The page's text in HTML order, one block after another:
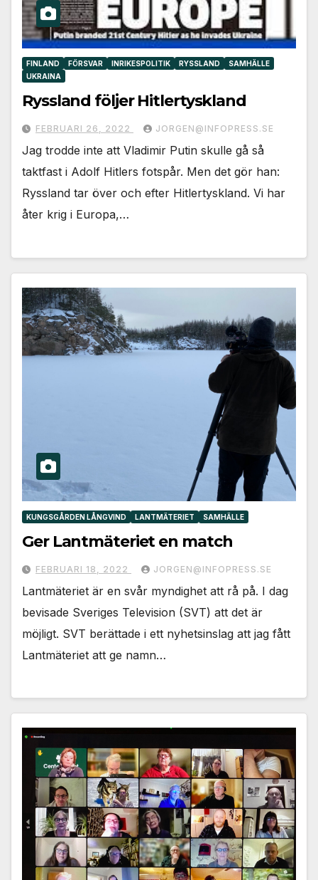
FINLAND FÖRSVAR INRIKESPOLITIK RYSSLAND
SAMHÄLLE
UKRAINA
Ryssland följer Hitlertyskland
FEBRUARI 26, 2022 JORGEN@INFOPRESS.SE
Jag trodde inte att Vladimir Putin skulle gå så
taktfast i Adolf Hitlers fotspår. Men det gör han:
Ryssland tar över och efter Hitlertyskland. Vi har
åter krig i Europa,…
KUNGSGÅRDEN LÅNGVIND LANTMÄTERIET SAMHÄLLE
Ger Lantmäteriet en match
FEBRUARI 18, 2022 JORGEN@INFOPRESS.SE
Lantmäteriet är en svår myndighet att rå på. I dag
bevisade Sveriges Television (SVT) att det är
möjligt. SVT berättade i ett nyhetsinslag att jag fått
Lantmäteriet att ge namn…